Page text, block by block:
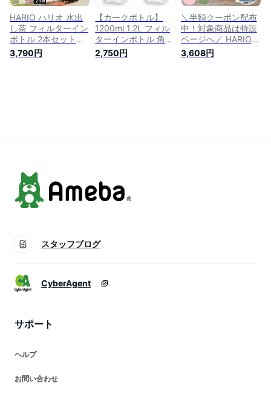
ポット 冷水筒 お茶
茶こし付 キッチン
ピッチャー ジャグ
デカンタ サングリア
にも おすすめお茶ボ
トル ボトル瓶 水出
やすい 1200mL
しピッチャー 麦茶ピ
ッチャー 容器
HARIO ハリオ 水出
し茶 フィルターイン
ボトル 2本セット
750ml FIB-75 茶こ
し付 | ピッチャー ポ
3,790円
【カークボトル】
1200ml 1.2L フィル
ターインボトル 角型
水出し緑茶 冷茶ポッ
ト 水出しポット 麦
2,750円
＼半額クーポン配布
中！対象商品は特設
ページへ／ HARIO
ハリオ カークボトル
冷水筒 ピッチャー
3,608円
スタッフブログ
CyberAgent
サポート
ヘルプ
お問い合わせ